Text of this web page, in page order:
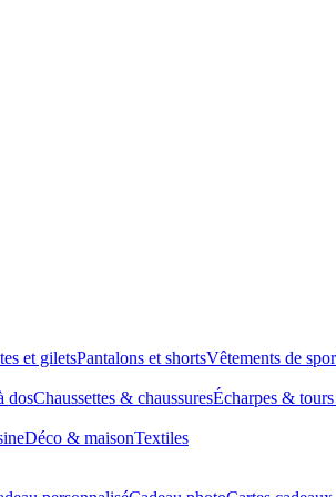
et giletsPantalons et shortsVêtements de
dosChaussettes & chaussuresÉcharpes &
Déco & maisonTextiles